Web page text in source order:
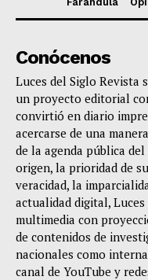
Conócenos
Luces del Siglo Revista
un proyecto editorial
convirtió en diario
acercarse de una
de la agenda pública
origen, la prioridad de
veracidad, la
actualidad digital,
multimedia con
de contenidos de
nacionales como
canal de YouTube y